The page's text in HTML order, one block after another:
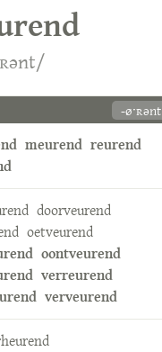
-øˑʀənt
meurend reurend
doorveurend
oetveurend
oontveurend
verreurend
verveurend